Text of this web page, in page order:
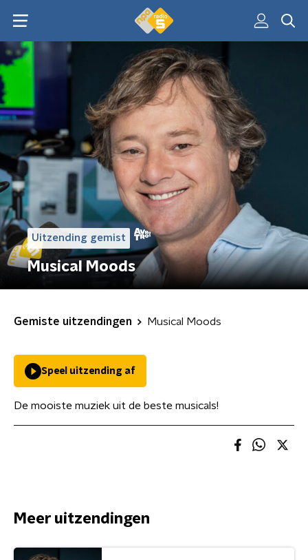
Uitzending gemist
Musical Moods
Gemiste uitzendingen Musical Moods
Speel uitzending af
De mooiste muziek uit de beste musicals!
Meer uitzendingen